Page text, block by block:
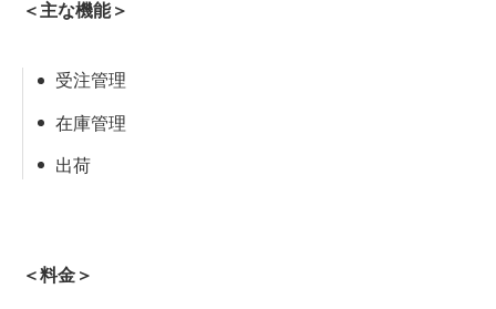
＜主な機能＞
受注管理
在庫管理
出荷
＜料金＞